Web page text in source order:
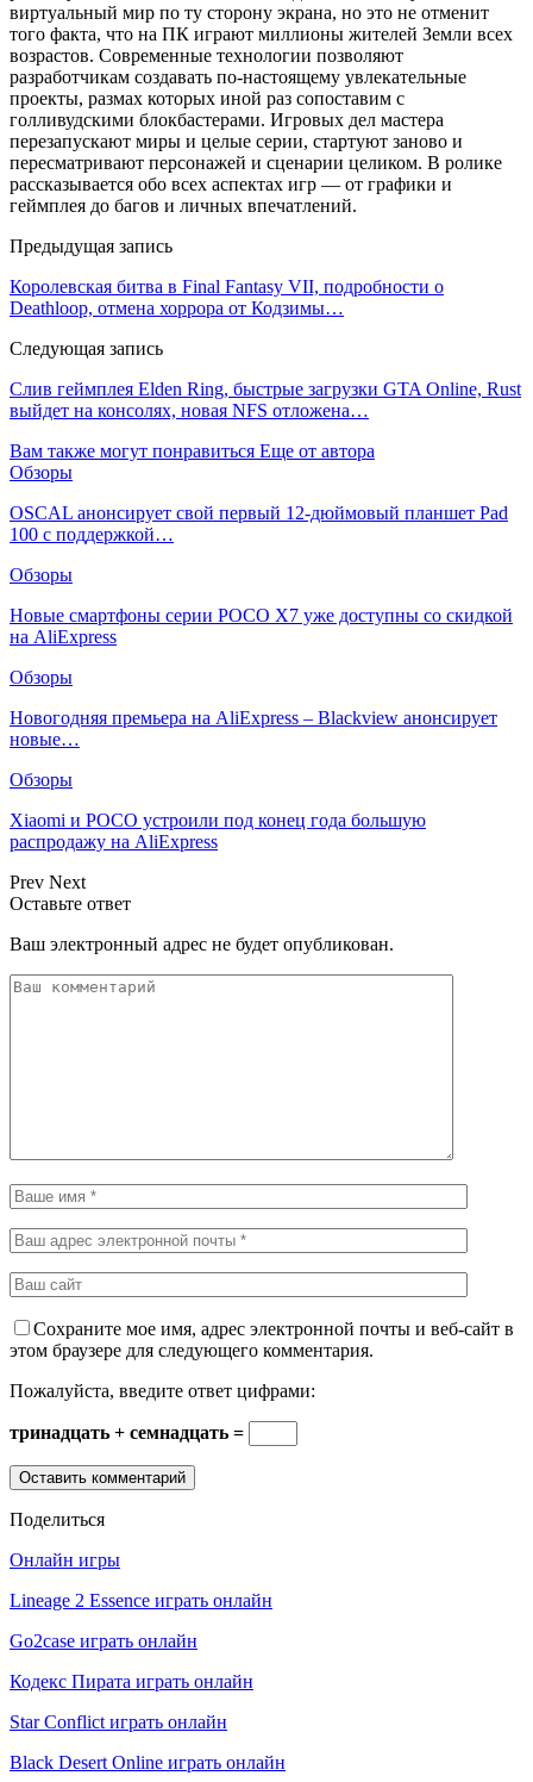
виртуальный мир по ту сторону экрана, но это не отменит
того факта, что на ПК играют миллионы жителей Земли всех
возрастов. Современные технологии позволяют
разработчикам создавать по-настоящему увлекательные
проекты, размах которых иной раз сопоставим с
голливудскими блокбастерами. Игровых дел мастера
перезапускают миры и целые серии, стартуют заново и
пересматривают персонажей и сценарии целиком. В ролике
рассказывается обо всех аспектах игр — от графики и
геймплея до багов и личных впечатлений.
Предыдущая запись
Королевская битва в Final Fantasy VII, подробности о
Deathloop, отмена хоррора от Кодзимы…
Следующая запись
Слив геймплея Elden Ring, быстрые загрузки GTA Online, Rust
выйдет на консолях, новая NFS отложена…
Вам также могут понравиться Еще от автора
Обзоры
OSCAL анонсирует свой первый 12-дюймовый планшет Pad
100 с поддержкой…
Обзоры
Новые смартфоны серии POCO X7 уже доступны со скидкой
на AliExpress
Обзоры
Новогодняя премьера на AliExpress – Blackview анонсирует
новые…
Обзоры
Xiaomi и POCO устроили под конец года большую
распродажу на AliExpress
Prev Next
Оставьте ответ
Ваш электронный адрес не будет опубликован.
Сохраните мое имя, адрес электронной почты и веб-сайт в
этом браузере для следующего комментария.
Пожалуйста, введите ответ цифрами:
тринадцать + семнадцать =
Поделиться
Онлайн игры
Lineage 2 Essence играть онлайн
Go2case играть онлайн
Кодекс Пирата играть онлайн
Star Conflict играть онлайн
Black Desert Online играть онлайн